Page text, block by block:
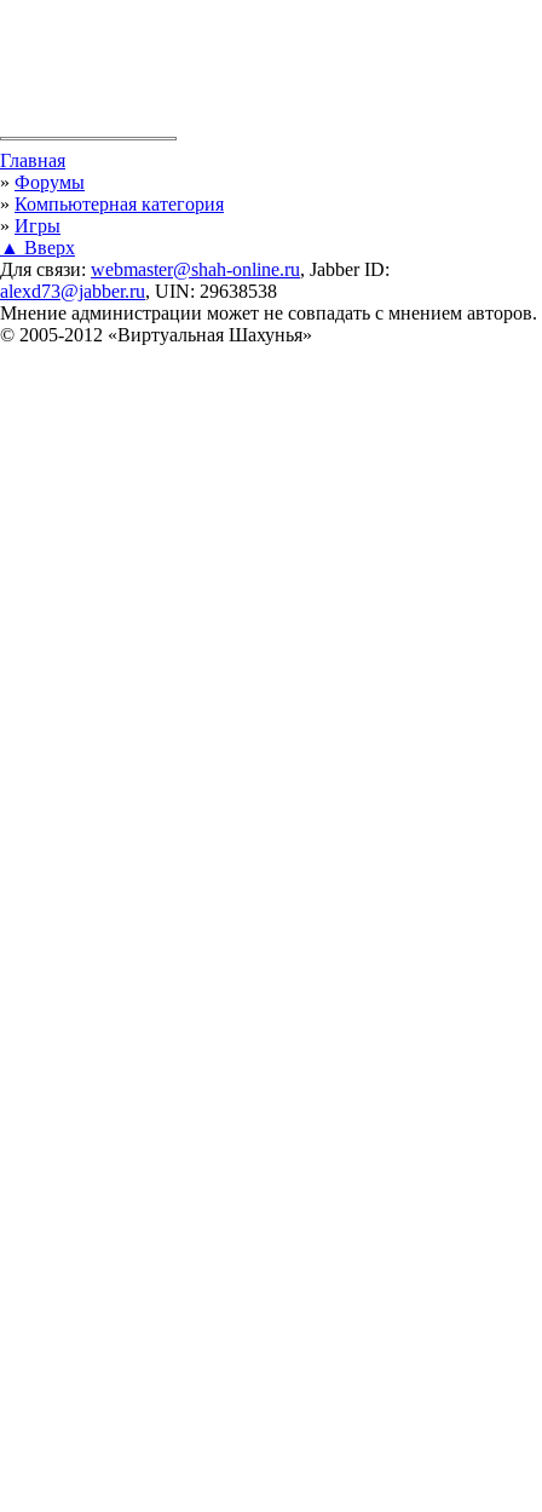
Вы здесь
Главная
» Форумы
» Компьютерная категория
» Игры
▲ Вверх
Для связи: webmaster@shah-online.ru, Jabber ID:
alexd73@jabber.ru, UIN: 29638538
Мнение администрации может не совпадать с мнением авторов.
© 2005-2012 «Виртуальная Шахунья»